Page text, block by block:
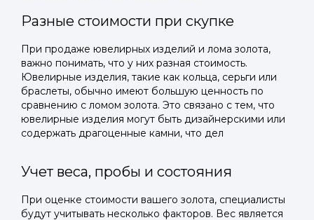
Разные стоимости при скупке
При продаже ювелирных изделий и лома золота,
важно понимать, что у них разная стоимость.
Ювелирные изделия, такие как кольца, серьги или
браслеты, обычно имеют большую ценность по
сравнению с ломом золота. Это связано с тем, что
ювелирные изделия могут быть дизайнерскими или
содержать драгоценные камни, что дел
Учет веса, пробы и состояния
При оценке стоимости вашего золота, специалисты
будут учитывать несколько факторов. Вес является